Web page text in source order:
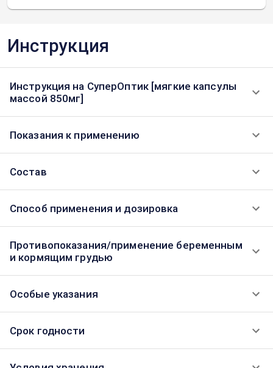
Инструкция
Инструкция на СуперОптик [мягкие капсулы
массой 850мг]
Показания к применению
Состав
Способ применения и дозировка
Противопоказания/применение беременным
и кормящим грудью
Особые указания
Срок годности